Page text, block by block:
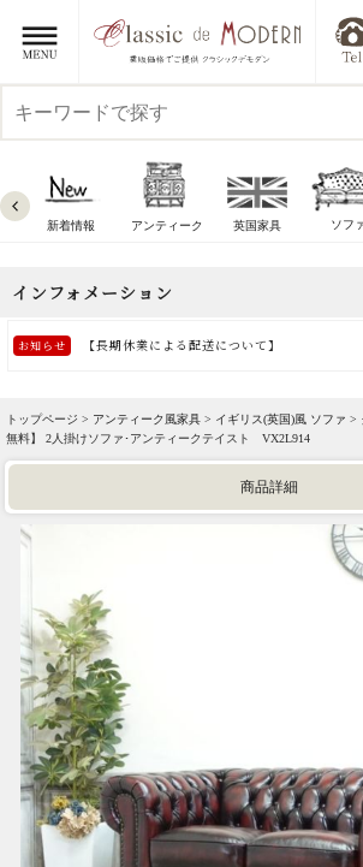
新着情報 アンティーク 英国家具 ソフ
トップページ > アンティーク風家具 > イギリス(英国)風 ソファ >
無料】 2人掛けソファ･アンティークテイスト VX2L914
商品詳細